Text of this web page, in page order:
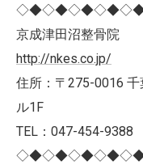
京成津田沼整骨院
http://nkes.co.jp/
住所：〒275-0016
ル1F
TEL：047-454-9388